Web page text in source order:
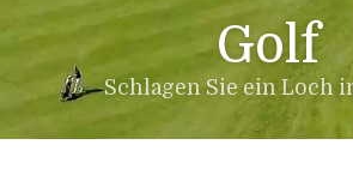
Golf
Schlagen Sie ein Loch